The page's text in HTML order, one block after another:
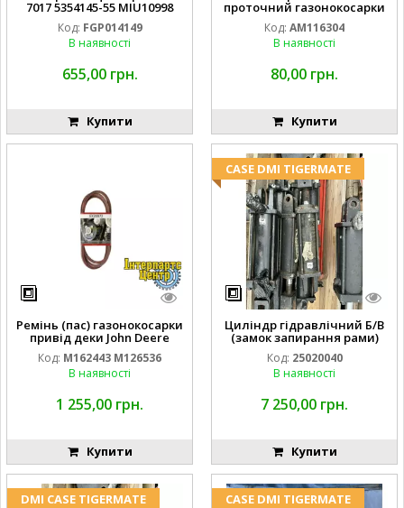
7017 5354145-55 MIU10998
FGP014149
Код: FGP014149
В наявності
655,00 грн.
Купити
проточний газонокосарки
JOHN DEERE AM116304
GY20709
Код: AM116304
В наявності
80,00 грн.
Купити
Ремінь (пас) газонокосарки
привід деки John Deere
M162443 M126536
Код: M162443 M126536
В наявності
1 255,00 грн.
Купити
CASE DMI TIGERMATE
Циліндр гідравлічний Б/В
(замок запирання рами)
2''X4'' 25320040
Код: 25020040
В наявності
7 250,00 грн.
Купити
DMI CASE TIGERMATE CASE DMI TIGERMATE